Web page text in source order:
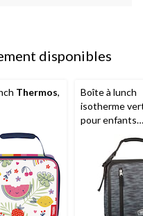
disponibles
Thermos,
Boîte à lunch
isotherme
pour enfants
couleurs